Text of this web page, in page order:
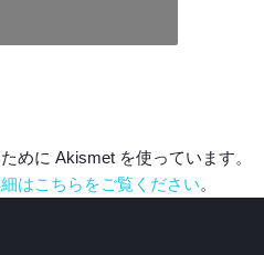
めに Akismet を使っています。
はこちらをご覧ください。